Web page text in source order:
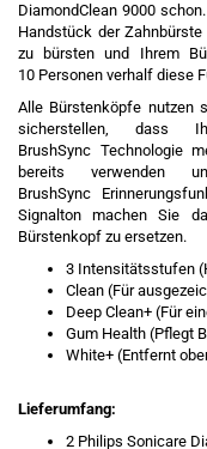
DiamondClean 9000
Handstück der
zu bürsten und Ihrem
10 Personen verhalf diese
Alle Bürstenköpfe nutzen
sicherstellen, dass
BrushSync Technologie
bereits
BrushSync
Signalton machen Sie
Bürstenkopf zu ersetzen.
3 Intensitätsstufen
Clean (Für
Deep Clean+ (Für
Gum Health (Pflegt
White+ (Entfernt
Lieferumfang:
2 Philips Sonicare